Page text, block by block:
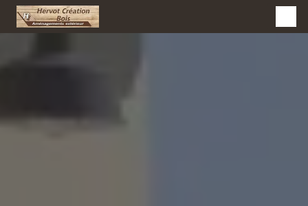
Panneau de gestion des cookies